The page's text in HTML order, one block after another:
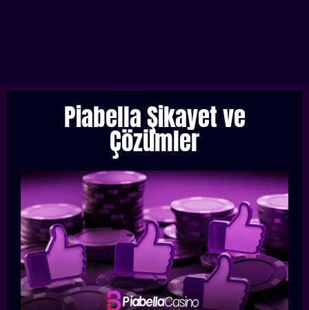
Piabella Şikayet ve
Çözümler